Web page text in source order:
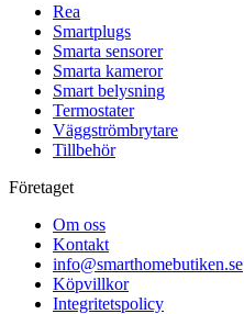
Rea
Smartplugs
Smarta sensorer
Smarta kameror
Smart belysning
Termostater
Väggströmbrytare
Tillbehör
Företaget
Om oss
Kontakt
info@smarthomebutiken.se
Köpvillkor
Integritetspolicy